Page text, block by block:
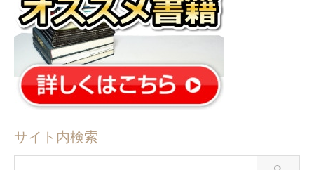
サイト内検索